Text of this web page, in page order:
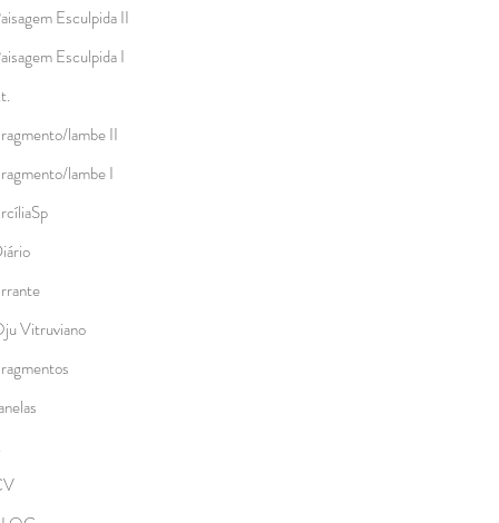
Esculpida II
Esculpida I
lambe II
lambe I
Vitruviano